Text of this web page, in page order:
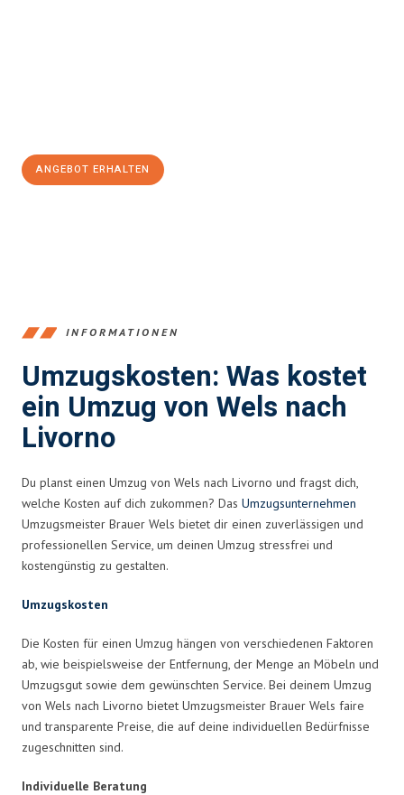
ANGEBOT ERHALTEN
INFORMATIONEN
Umzugskosten: Was kostet
ein Umzug von Wels nach
Livorno
Du planst einen Umzug von Wels nach Livorno und fragst dich,
welche Kosten auf dich zukommen? Das Umzugsunternehmen
Umzugsmeister Brauer Wels bietet dir einen zuverlässigen und
professionellen Service, um deinen Umzug stressfrei und
kostengünstig zu gestalten.
Umzugskosten
Die Kosten für einen Umzug hängen von verschiedenen Faktoren
ab, wie beispielsweise der Entfernung, der Menge an Möbeln und
Umzugsgut sowie dem gewünschten Service. Bei deinem Umzug
von Wels nach Livorno bietet Umzugsmeister Brauer Wels faire
und transparente Preise, die auf deine individuellen Bedürfnisse
zugeschnitten sind.
Individuelle Beratung